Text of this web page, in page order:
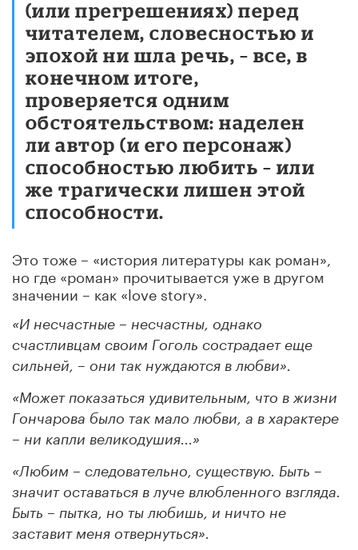
(или прегрешениях) перед
читателем, словесностью и
эпохой ни шла речь, – все, в
конечном итоге,
проверяется одним
обстоятельством: наделен
ли автор (и его персонаж)
способностью любить – или
же трагически лишен этой
способности.
Это тоже – «история литературы как роман»,
но где «роман» прочитывается уже в другом
значении – как «love story».
«И несчастные – несчастны, однако
счастливцам своим Гоголь сострадает еще
сильней, – они так нуждаются в любви».
«Может показаться удивительным, что в жизни
Гончарова было так мало любви, а в характере
– ни капли великодушия...»
«Любим – следовательно, существую. Быть –
значит оставаться в луче влюбленного взгляда.
Быть – пытка, но ты любишь, и ничто не
заставит меня отвернуться».